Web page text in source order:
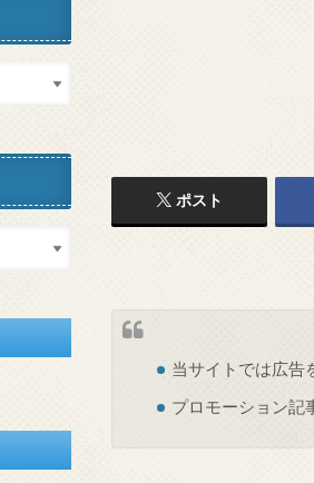
ポスト
当サイトでは広告
プロモーション記